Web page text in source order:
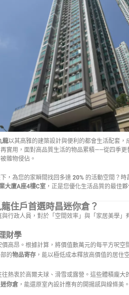
龍以其高雅的建築設計與便利的都會生活配套
實用，面對高品質生活的物品累積——從四季
雜物侵佔。
，為您的家瞬間找回多達 20% 的活動空間？
大廈A座4樓C室 ，正是您優化生活品質的最佳
住戶首選時昌迷你倉？
與行政人員，對於「空間效率」與「家居美學」
財學
價高昂。根據計算，將價值數萬元的每平方呎空
的物品寄存 ，能以極低成本釋放高價值的居住
往熱衷於高爾夫球、滑雪或露營。這些體積龐大
迷你倉 ，能還原室內設計應有的開揚感與線條美